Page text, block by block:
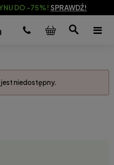
DO -75%! SPRAWDŹ!
niedostępny.